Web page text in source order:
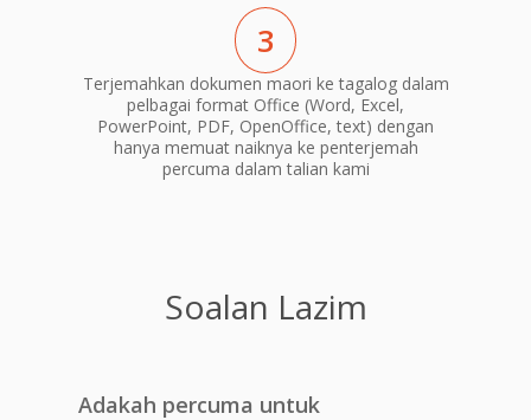
3
Terjemahkan dokumen maori ke tagalog dalam
pelbagai format Office (Word, Excel,
PowerPoint, PDF, OpenOffice, text) dengan
hanya memuat naiknya ke penterjemah
percuma dalam talian kami
Soalan Lazim
Adakah percuma untuk